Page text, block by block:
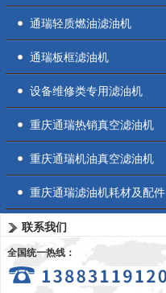
通瑞轻质燃油滤油机
通瑞板框滤油机
设备维修类专用滤油机
重庆通瑞热销真空滤油机
重庆通瑞机油真空滤油机
重庆通瑞滤油机耗材及配件
联系我们
全国统一热线：